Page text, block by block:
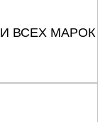
ВСЕХ МАРОК